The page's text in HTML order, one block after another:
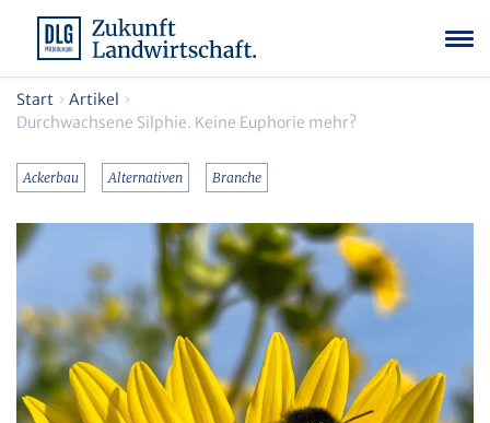
Start
Artikel
Durchwachsene Silphie. Keine Euphorie mehr?
Ackerbau Alternativen Branche